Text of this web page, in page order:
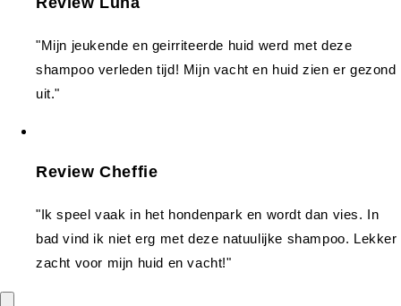
"Mijn jeukende en geirriteerde huid werd met deze
shampoo verleden tijd! Mijn vacht en huid zien er gezond
uit."
Review Cheffie
"Ik speel vaak in het hondenpark en wordt dan vies. In
bad vind ik niet erg met deze natuulijke shampoo. Lekker
zacht voor mijn huid en vacht!"